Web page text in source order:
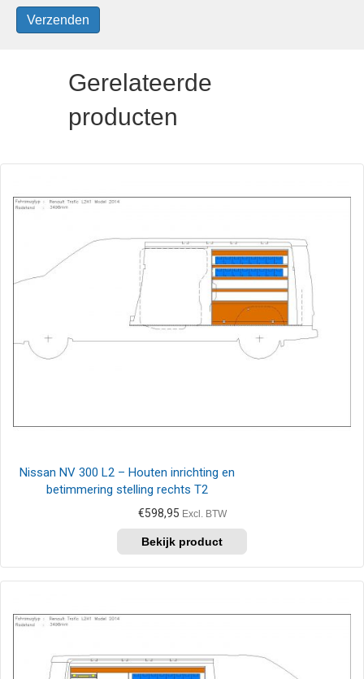
Gerelateerde
producten
Nissan NV 300 L2 – Houten inrichting en
betimmering stelling rechts T2
€598,95 Excl. BTW